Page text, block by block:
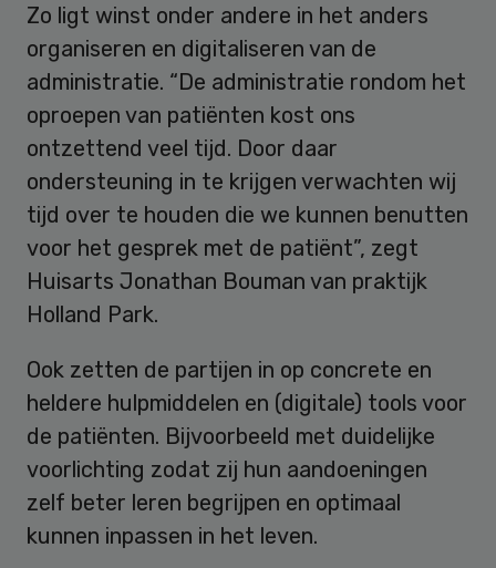
Zo ligt winst onder andere in het anders
organiseren en digitaliseren van de
administratie. “De administratie rondom het
oproepen van patiënten kost ons
ontzettend veel tijd. Door daar
ondersteuning in te krijgen verwachten wij
tijd over te houden die we kunnen benutten
voor het gesprek met de patiënt”, zegt
Huisarts Jonathan Bouman van praktijk
Holland Park.
Ook zetten de partijen in op concrete en
heldere hulpmiddelen en (digitale) tools voor
de patiënten. Bijvoorbeeld met duidelijke
voorlichting zodat zij hun aandoeningen
zelf beter leren begrijpen en optimaal
kunnen inpassen in het leven.